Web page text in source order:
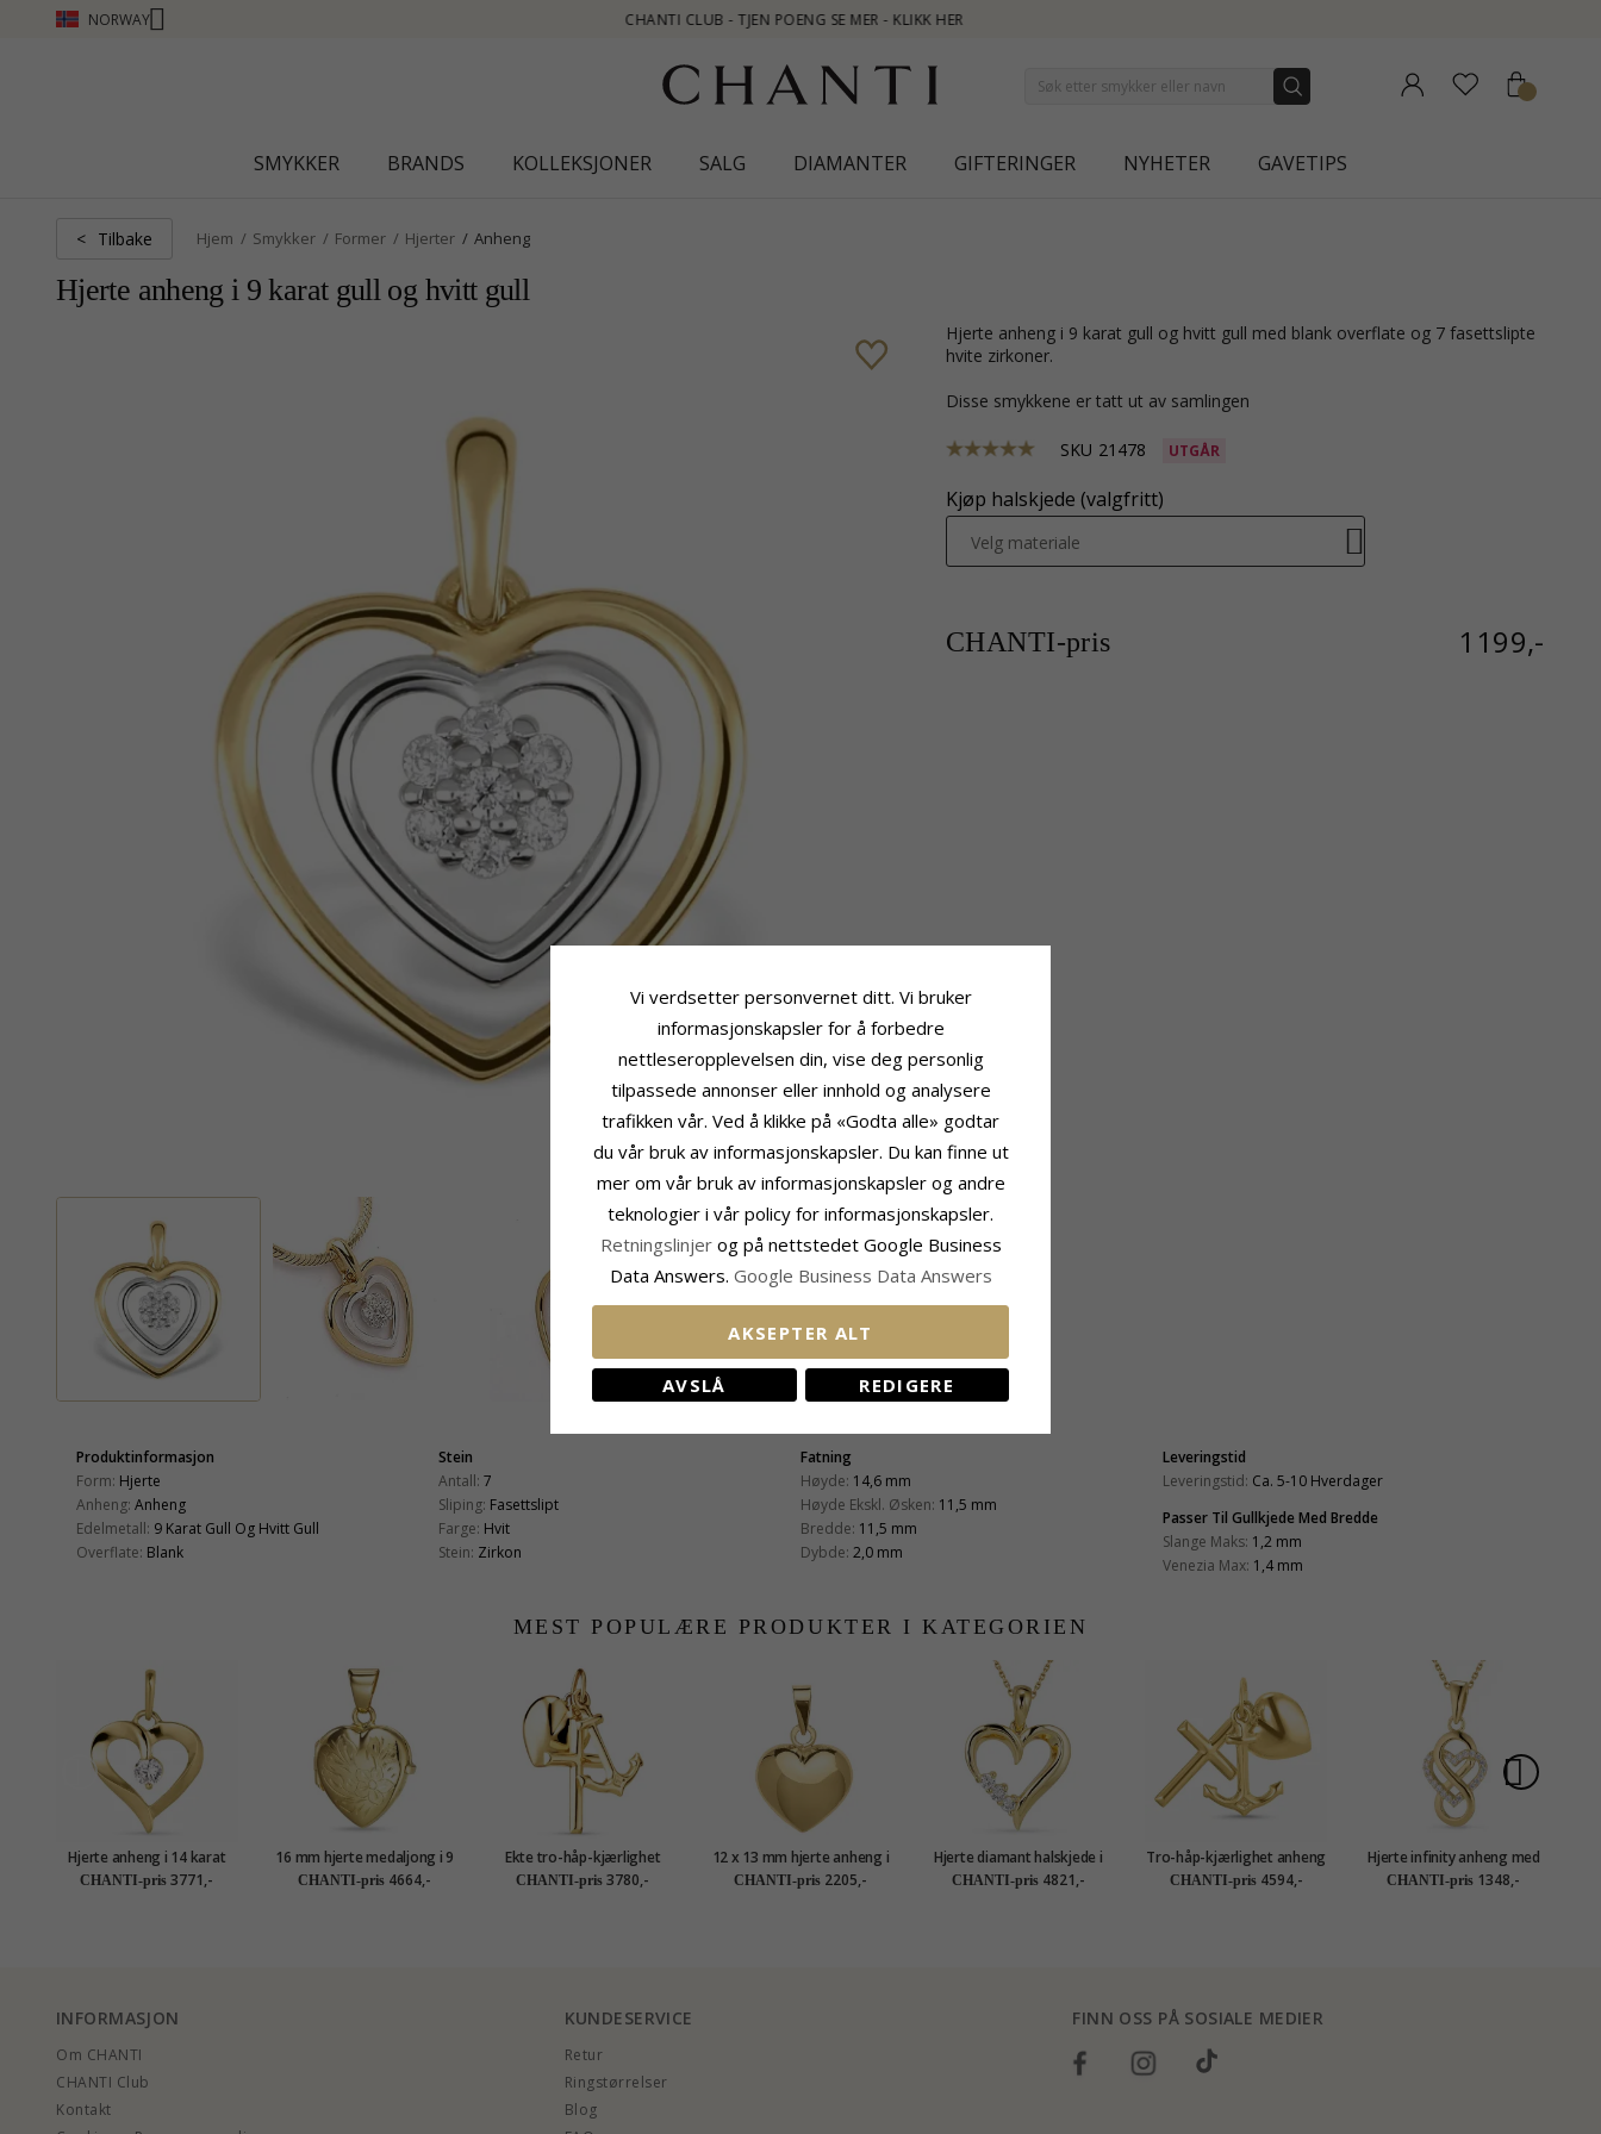
NORWAY
SMYKKER BRANDS KOLLEKSJONER SALG DIAMANTER GIFTERINGER NYHETER GAVETIPS
< Tilbake Hjem Smykker Former Hjerter Anheng
Hjerte anheng i 9 karat gull og hvitt gull
hjerte anheng i 9 karat gull og hvitt gull med blank overflate og 7 fasettslipte
hvite zirkoner.
Disse smykkene er tatt ut av samlingen
SKU 21478 UTGÅR
Kjøp halskjede (valgfritt)
Velg materiale
CHANTI-pris 1199,-
Produktinformasjon
Form: Hjerte
Anheng: Anheng
Edelmetall: 9 Karat Gull Og Hvitt Gull
Overflate: Blank
Stein
Antall: 7
Sliping: Fasettslipt
Farge: Hvit
Stein: Zirkon
Fatning
Høyde: 14,6 mm
Høyde Ekskl. Øsken: 11,5 mm
Bredde: 11,5 mm
Dybde: 2,0 mm
Leveringstid
Leveringstid: Ca. 5-10 Hverdager
Passer Til Gullkjede Med Bredde
Slange Maks: 1,2 mm
Venezia Max: 1,4 mm
MEST POPULÆRE PRODUKTER I KATEGORIEN
Hjerte anheng i 14 karat
gull - Gold Collection
CHANTI-pris 3771,-
16 mm hjerte medaljong i 9
karat gull
CHANTI-pris 4664,-
Ekte tro-håp-kjærlighet
anheng i 9 karat gull -
Amoré
CHANTI-pris 3780,-
12 x 13 mm hjerte anheng i
8 karat - Amoré
CHANTI-pris 2205,-
Hjerte diamant halskjede i
forgylt sølv med anheng i 8
karat - Gold Collection
CHANTI-pris 4821,-
Tro-håp-kjærlighet anheng
i 14 karat gull - Amoré
CHANTI-pris 4594,-
Hjerte infinity anheng med
halskjede i forgylt sølv
CHANTI-pris 1348,-
INFORMASJON
Om CHANTI
CHANTI Club
Kontakt
KUNDESERVICE
Retur
Ringstørrelser
Blog
FINN OSS PÅ SOSIALE MEDIER
Vi verdsetter personvernet ditt. Vi bruker
informasjonskapsler for å forbedre
nettleseropplevelsen din, vise deg personlig
tilpassede annonser eller innhold og analysere
trafikken vår. Ved å klikke på «Godta alle» godtar
du vår bruk av informasjonskapsler. Du kan finne ut
mer om vår bruk av informasjonskapsler og andre
teknologier i vår policy for informasjonskapsler.
Retningslinjer og på nettstedet Google Business
Data Answers. Google Business Data Answers
AKSEPTER ALT
AVSLÅ REDIGERE